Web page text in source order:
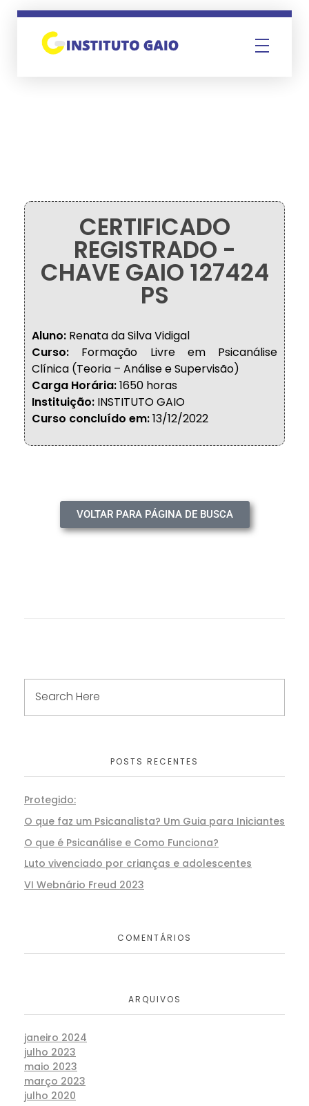
CERTIFICADO
REGISTRADO -
CHAVE GAIO 127424
PS
Aluno: Renata da Silva Vidigal
Curso: Formação Livre em Psicanálise
Clínica (Teoria – Análise e Supervisão)
Carga Horária:1650 horas
Instituição: INSTITUTO GAIO
Curso concluído em:13/12/2022
VOLTAR PARA PÁGINA DE BUSCA
POSTS RECENTES
Protegido:
O que faz um Psicanalista? Um Guia para Iniciantes
O que é Psicanálise e Como Funciona?
Luto vivenciado por crianças e adolescentes
VI Webnário Freud 2023
COMENTÁRIOS
ARQUIVOS
janeiro 2024
julho 2023
maio 2023
março 2023
julho 2020